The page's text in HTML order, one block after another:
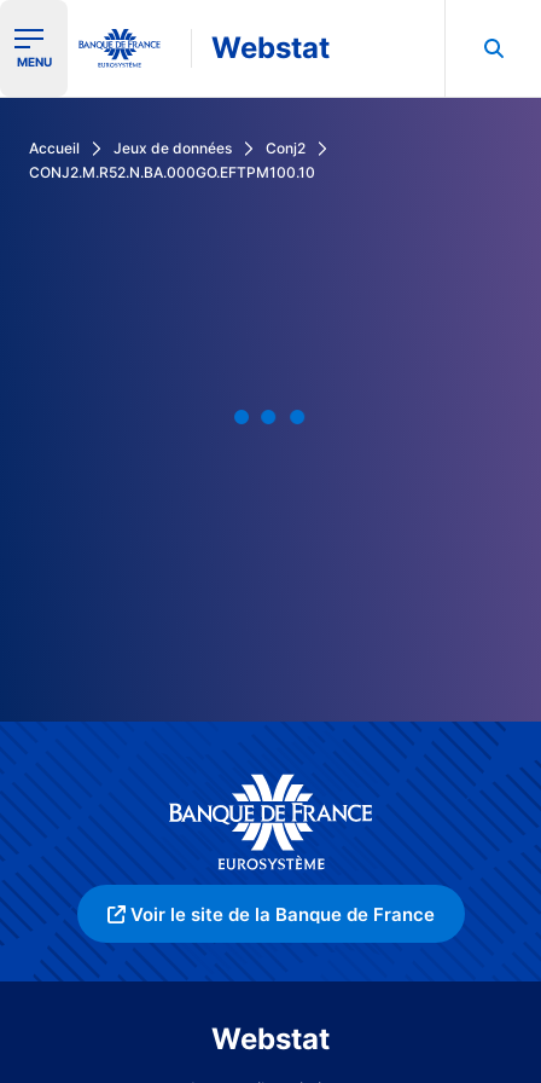
Ouvrir le menu de navigation
MENU Webstat
Accueil Jeux de données
Conj2
CONJ2.M.R52.N.BA.000GO.EFTPM100.10
Voir le site de la Banque de France
Webstat